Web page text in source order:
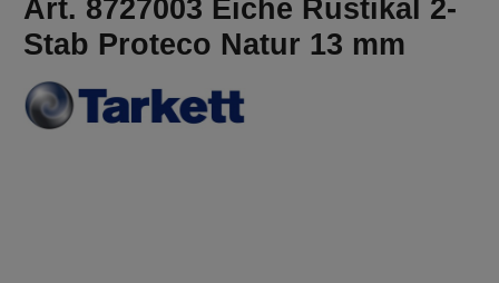
Art. 8727003 Eiche Rustikal 2-
Stab Proteco Natur 13 mm